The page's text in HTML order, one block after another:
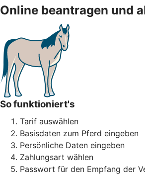
Online beantragen und
So funktioniert's
Tarif auswählen
Basisdaten zum Pferd eingeben
Persönliche Daten eingeben
Zahlungsart wählen
Passwort für den Empfang der